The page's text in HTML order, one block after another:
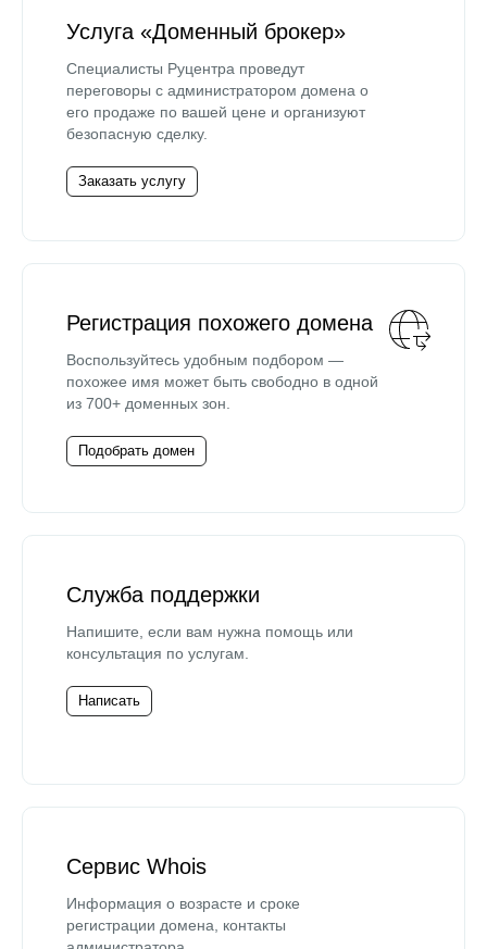
Услуга «Доменный брокер»
Специалисты Руцентра проведут
переговоры с администратором домена о
его продаже по вашей цене и организуют
безопасную сделку.
Заказать услугу
Регистрация похожего домена
Воспользуйтесь удобным подбором —
похожее имя может быть свободно в одной
из 700+ доменных зон.
Подобрать домен
Служба поддержки
Напишите, если вам нужна помощь или
консультация по услугам.
Написать
Сервис Whois
Информация о возрасте и сроке
регистрации домена, контакты